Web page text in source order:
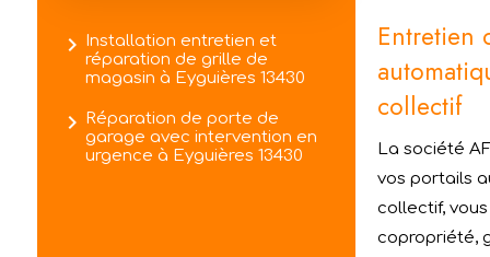
navigate_next Installation entretien et
réparation de grille de
magasin à Eyguières 13430
navigate_next Réparation de porte de
garage avec intervention en
urgence à Eyguières 13430
Entretien
collectif
La société
vos portails
collectif,
copropriété,